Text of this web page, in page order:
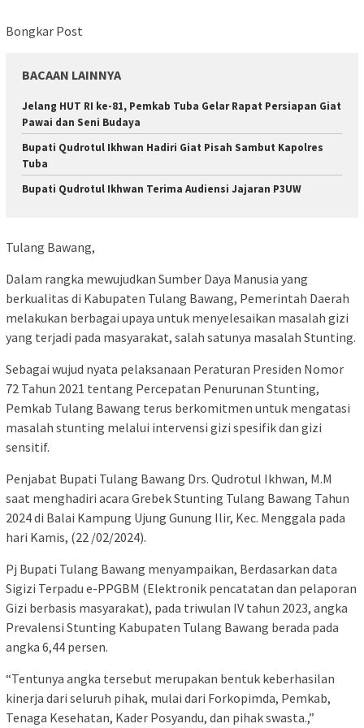
Bongkar Post
BACAAN LAINNYA
Jelang HUT RI ke-81, Pemkab Tuba Gelar Rapat Persiapan Giat
Pawai dan Seni Budaya
Bupati Qudrotul Ikhwan Hadiri Giat Pisah Sambut Kapolres
Tuba
Bupati Qudrotul Ikhwan Terima Audiensi Jajaran P3UW
Tulang Bawang,
Dalam rangka mewujudkan Sumber Daya Manusia yang
berkualitas di Kabupaten Tulang Bawang, Pemerintah Daerah
melakukan berbagai upaya untuk menyelesaikan masalah gizi
yang terjadi pada masyarakat, salah satunya masalah Stunting.
Sebagai wujud nyata pelaksanaan Peraturan Presiden Nomor
72 Tahun 2021 tentang Percepatan Penurunan Stunting,
Pemkab Tulang Bawang terus berkomitmen untuk mengatasi
masalah stunting melalui intervensi gizi spesifik dan gizi
sensitif.
Penjabat Bupati Tulang Bawang Drs. Qudrotul Ikhwan, M.M
saat menghadiri acara Grebek Stunting Tulang Bawang Tahun
2024 di Balai Kampung Ujung Gunung Ilir, Kec. Menggala pada
hari Kamis, (22 /02/2024).
Pj Bupati Tulang Bawang menyampaikan, Berdasarkan data
Sigizi Terpadu e-PPGBM (Elektronik pencatatan dan pelaporan
Gizi berbasis masyarakat), pada triwulan IV tahun 2023, angka
Prevalensi Stunting Kabupaten Tulang Bawang berada pada
angka 6,44 persen.
“Tentunya angka tersebut merupakan bentuk keberhasilan
kinerja dari seluruh pihak, mulai dari Forkopimda, Pemkab,
Tenaga Kesehatan, Kader Posyandu, dan pihak swasta.,”